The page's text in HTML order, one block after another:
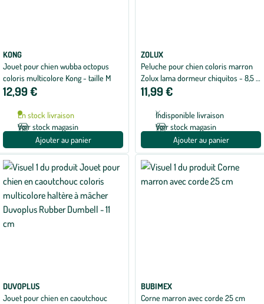
KONG
Jouet pour chien wubba octopus
coloris multicolore Kong - taille M
12,99 €
En stock livraison
Voir stock magasin
Ajouter au panier
ZOLUX
Peluche pour chien coloris marron
Zolux lama dormeur chiquitos - 8,5 x
18 x 23 cm
11,99 €
Indisponible livraison
Voir stock magasin
Ajouter au panier
DUVOPLUS
Jouet pour chien en caoutchouc
BUBIMEX
Corne marron avec corde 25 cm